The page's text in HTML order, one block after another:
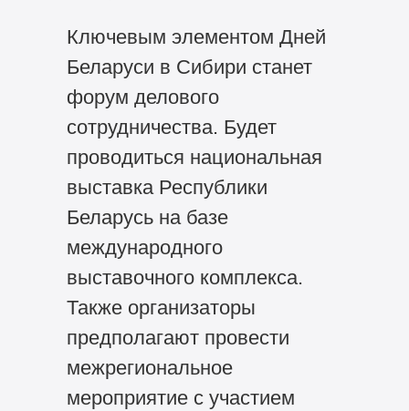
Ключевым элементом Дней
Беларуси в Сибири станет
форум делового
сотрудничества. Будет
проводиться национальная
выставка Республики
Беларусь на базе
международного
выставочного комплекса.
Также организаторы
предполагают провести
межрегиональное
мероприятие с участием